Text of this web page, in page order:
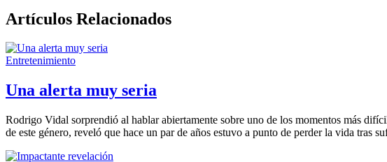
Artículos Relacionados
Entretenimiento
Una alerta muy seria
Rodrigo Vidal sorprendió al hablar abiertamente sobre uno de los momentos más
de este género, reveló que hace un par de años estuvo a punto de perder la vida tras